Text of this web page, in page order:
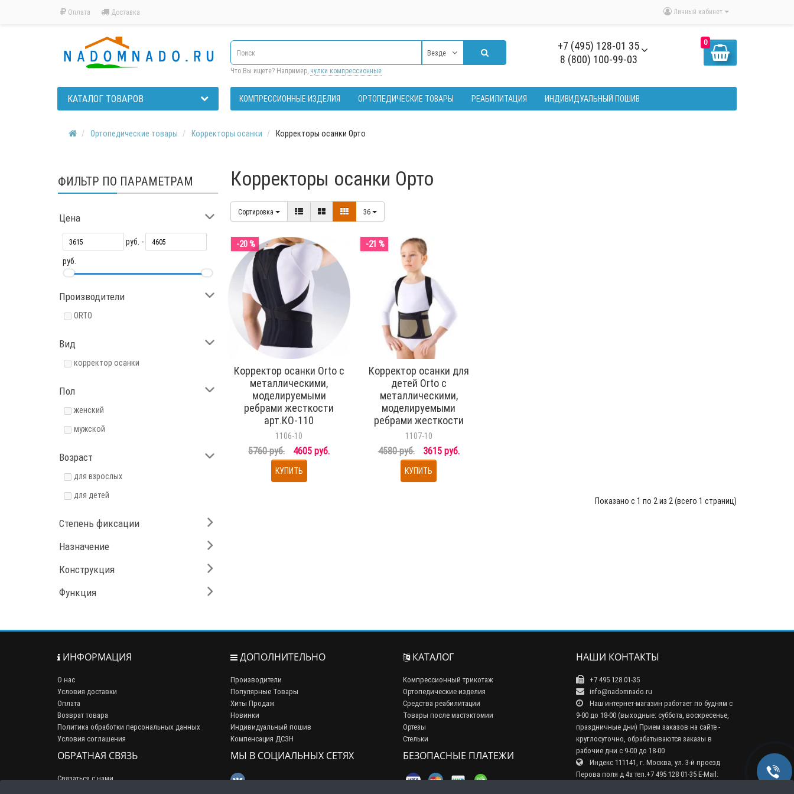
Оплата Доставка Личный кабинет
+7 (495) 128-01 35
8 (800) 100-99-03
0
Везде
Что Вы ищете? Например, чулки компрессионные
КАТАЛОГ ТОВАРОВ КОМПРЕССИОННЫЕ ИЗДЕЛИЯ ОРТОПЕДИЧЕСКИЕ ТОВАРЫ РЕАБИЛИТАЦИЯ ИНДИВИДУАЛЬНЫЙ ПОШИВ
Ортопедические товары Корректоры осанки Корректоры осанки Орто
ФИЛЬТР ПО ПАРАМЕТРАМ
Цена
руб. -
руб.
Производители
ORTO
Вид
корректор осанки
Пол
женский
мужской
Возраст
для взрослых
для детей
Степень фиксации
Назначение
Конструкция
Функция
Корректоры осанки Орто
Сортировка 36
-20 %
Корректор осанки Orto с
металлическими,
моделируемыми
ребрами жесткости
арт.КО-110
1106-10
5760 руб. 4605 руб.
КУПИТЬ
-21 %
Корректор осанки для
детей Orto с
металлическими,
моделируемыми
ребрами жесткости
арт.КО-110 дет, цвет
черный
1107-10
4580 руб. 3615 руб.
КУПИТЬ
Показано с 1 по 2 из 2 (всего 1 страниц)
ИНФОРМАЦИЯ
О нас
Условия доставки
Оплата
Возврат товара
Политика обработки персональных данных
Условия соглашения
ОБРАТНАЯ СВЯЗЬ
Связаться с нами
ДОПОЛНИТЕЛЬНО
Производители
Популярные Товары
Хиты Продаж
Новинки
Индивидуальный пошив
Компенсация ДСЗН
МЫ В СОЦИАЛЬНЫХ СЕТЯХ
КАТАЛОГ
Компрессионный трикотаж
Ортопедические изделия
Средства реабилитации
Товары после мастэктомии
Ортезы
Стельки
БЕЗОПАСНЫЕ ПЛАТЕЖИ
НАШИ КОНТАКТЫ
+7 495 128 01-35
info@nadomnado.ru
Наш интернет-магазин работает по будням с
9-00 до 18-00 (выходные: суббота, воскресенье,
праздничные дни) Прием заказов на сайте -
круглосуточно, обрабатываются заказы в
рабочие дни с 9-00 до 18-00
Индекс 111141, г. Москва, ул. 3-й проезд
Перова поля д 4а тел.+7 495 128 01-35 E-Mail: